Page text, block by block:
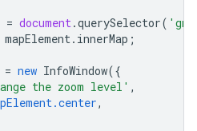
= document.querySelector(
mapElement. innerMap ;
= new InfoWindow({
the zoom level' ,
,